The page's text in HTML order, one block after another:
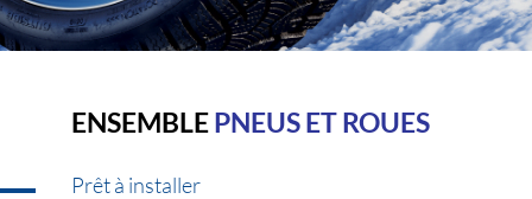
ENSEMBLEPNEUS ET ROUES
Prêt à installer